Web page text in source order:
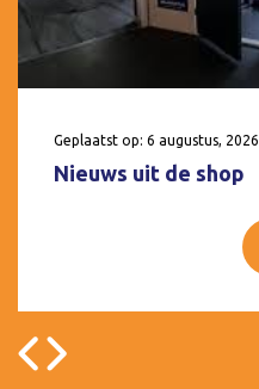
Geplaatst op: 6 augustus, 2026
Nieuws uit de shop